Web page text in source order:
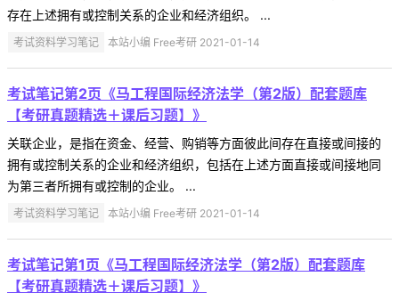
存在上述拥有或控制关系的企业和经济组织。 ...
考试资料学习笔记 本站小编 Free考研 2021-01-14
考试笔记第2页《马工程国际经济法学（第2版）配套题库
【考研真题精选＋课后习题】》
关联企业，是指在资金、经营、购销等方面彼此间存在直接或间接的
拥有或控制关系的企业和经济组织，包括在上述方面直接或间接地同
为第三者所拥有或控制的企业。 ...
考试资料学习笔记 本站小编 Free考研 2021-01-14
考试笔记第1页《马工程国际经济法学（第2版）配套题库
【考研真题精选＋课后习题】》